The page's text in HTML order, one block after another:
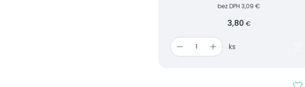
bez DPH 3,09 €
3,80 €
ks